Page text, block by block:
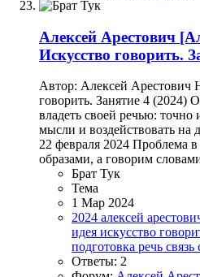
Алексей Арестович
Искусство говорить.
Автор: Алексей Арестович
говорить. Занятие 4 (2024)
владеть своей речью:
мысли и воздействовать
22 февраля 2024 Проблема
образами, а говорим
Брат Тук
Тема
1 Мар 2024
2024 алексей
идея искусство
подготовка речь связь
Ответы: 2